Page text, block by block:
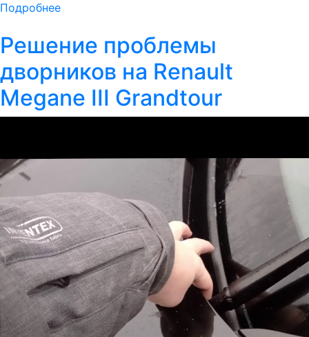
Подробнее
Решение проблемы
дворников на Renault
Megane III Grandtour